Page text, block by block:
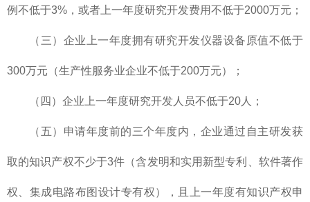
例不低于3%，或者上一年度研究开发费用不低于2000万元；
（三）企业上一年度拥有研究开发仪器设备原值不低于
300万元（生产性服务业企业不低于200万元）；
（四）企业上一年度研究开发人员不低于20人；
（五）申请年度前的三个年度内，企业通过自主研发获
取的知识产权不少于3件（含发明和实用新型专利、软件著作
权、集成电路布图设计专有权），且上一年度有知识产权申